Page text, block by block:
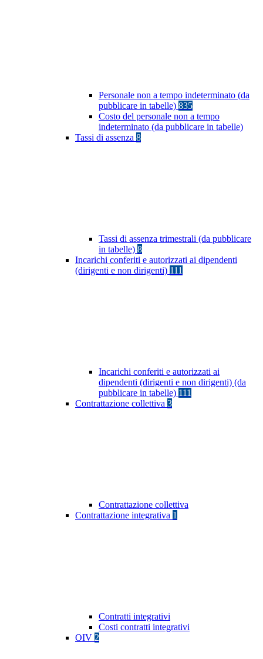
Personale non a tempo indeterminato (da
pubblicare in tabelle) 835
Costo del personale non a tempo
indeterminato (da pubblicare in tabelle)
Tassi di assenza 8
Tassi di assenza trimestrali (da pubblicare
in tabelle) 8
Incarichi conferiti e autorizzati ai dipendenti
(dirigenti e non dirigenti) 111
Incarichi conferiti e autorizzati ai
dipendenti (dirigenti e non dirigenti) (da
pubblicare in tabelle) 111
Contrattazione collettiva 3
Contrattazione collettiva
Contrattazione integrativa 1
Contratti integrativi
Costi contratti integrativi
OIV 2